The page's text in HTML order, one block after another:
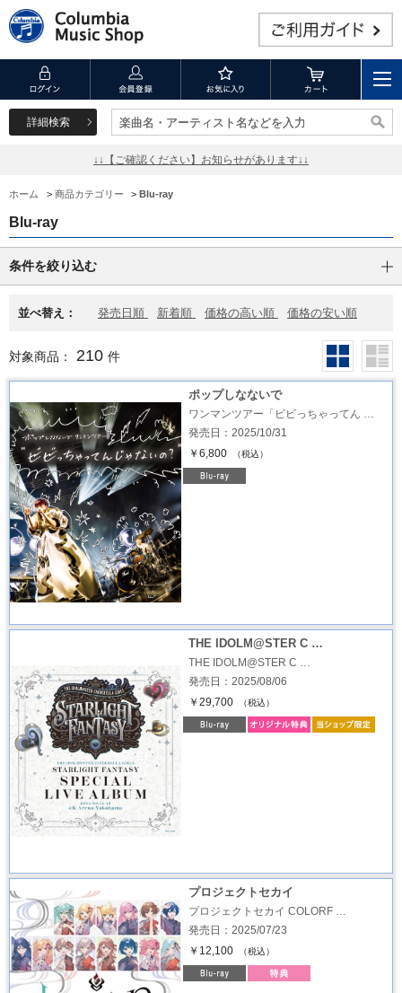
詳細検索 楽曲名・アーティスト名などを入力
楽曲名・アーティスト名などを入力
↓↓【ご確認ください】お知らせがあります↓↓
ホーム > 商品カテゴリー > Blu-ray
Blu-ray
条件を絞り込む
並べ替え： 発売日順 新着順 価格の高い順 価格の安い順
対象商品： 210 件
ポップしなないで
ワンマンツアー「ビビっちゃってん …
発売日：2025/10/31
￥6,800
（税込）
THE IDOLM@STER C …
THE IDOLM@STER C …
発売日：2025/08/06
￥29,700
（税込）
プロジェクトセカイ
プロジェクトセカイ COLORF …
発売日：2025/07/23
￥12,100
（税込）